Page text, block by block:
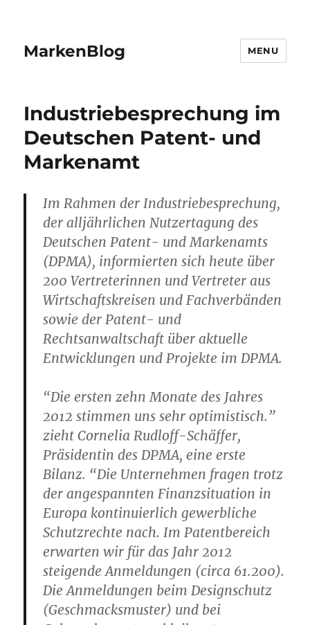
MarkenBlog MENU
Industriebesprechung im
Deutschen Patent- und
Markenamt
Im Rahmen der Industriebesprechung,
der alljährlichen Nutzertagung des
Deutschen Patent- und Markenamts
(DPMA), informierten sich heute über
200 Vertreterinnen und Vertreter aus
Wirtschaftskreisen und Fachverbänden
sowie der Patent- und
Rechtsanwaltschaft über aktuelle
Entwicklungen und Projekte im DPMA.
“Die ersten zehn Monate des Jahres
2012 stimmen uns sehr optimistisch.”
zieht Cornelia Rudloff-Schäffer,
Präsidentin des DPMA, eine erste
Bilanz. “Die Unternehmen fragen trotz
der angespannten Finanzsituation in
Europa kontinuierlich gewerbliche
Schutzrechte nach. Im Patentbereich
erwarten wir für das Jahr 2012
steigende Anmeldungen (circa 61.200).
Die Anmeldungen beim Designschutz
(Geschmacksmuster) und bei